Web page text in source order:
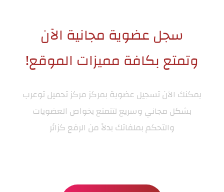
سجل عضوية مجانية الآن
وتمتع بكافة مميزات الموقع!
يمكنك الآن تسجيل عضوية بمركزمركز تحميل توعرب
بشكل مجاني وسريع لتتمتع بخواص العضويات
والتحكم بملفاتك بدلاً من الرفع كزائر